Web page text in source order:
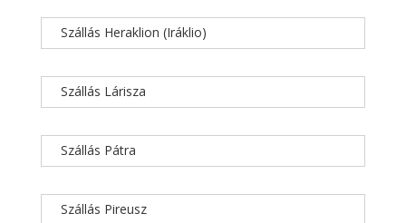
Szállás Heraklion (Iráklio)
Szállás Lárisza
Szállás Pátra
Szállás Pireusz